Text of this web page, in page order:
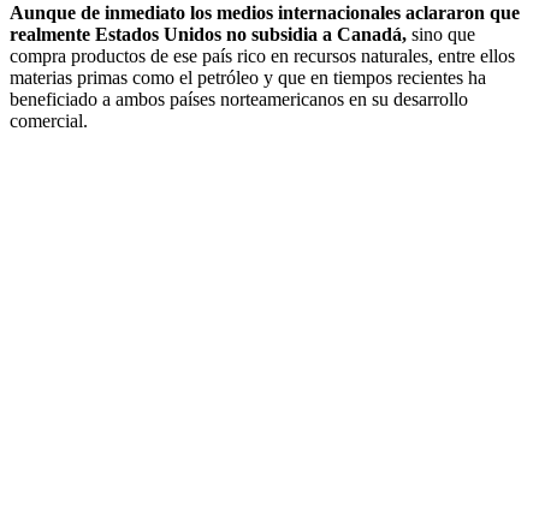
Aunque de inmediato los medios internacionales aclararon que
realmente Estados Unidos no subsidia a Canadá, sino que
compra productos de ese país rico en recursos naturales, entre ellos
materias primas como el petróleo y que en tiempos recientes ha
beneficiado a ambos países norteamericanos en su desarrollo
comercial.